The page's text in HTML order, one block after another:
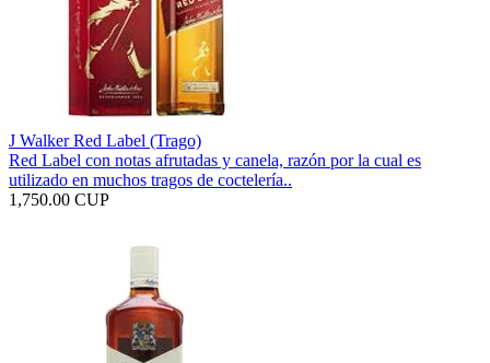
J Walker Red Label (Trago)
Red Label con notas afrutadas y canela, razón por la cual es
utilizado en muchos tragos de coctelería..
1,750.00 CUP